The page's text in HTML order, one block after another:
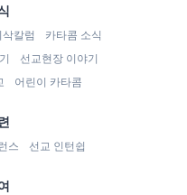
삭칼럼
카타콤 소식
선교현장 이야기
어린이 카타콤
스 선교 인턴쉽